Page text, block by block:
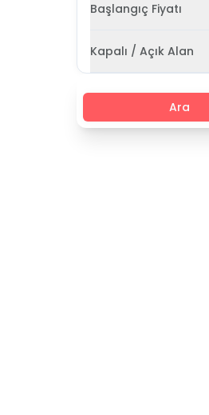
Başlangıç Fiyatı
Kapalı / Açık Alan
Ara